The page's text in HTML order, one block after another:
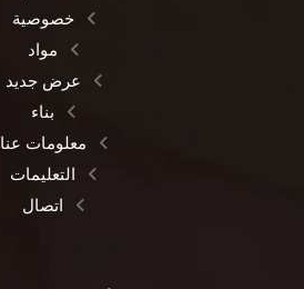
خصوصية
مواد
عرض جديد
بناء
معلومات عنا
التعليمات
اتصال